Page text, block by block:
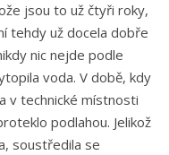
jsou to už čtyři roky,
tehdy už docela dobře
nic nejde podle
voda. V době, kdy
v technické místnosti
podlahou. Jelikož
soustředila se